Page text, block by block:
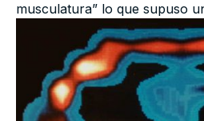
musculatura” lo que supuso